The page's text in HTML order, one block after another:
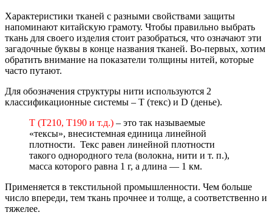
Характеристики тканей с разными свойствами защиты
напоминают китайскую грамоту. Чтобы правильно выбрать
ткань для своего изделия стоит разобраться, что означают эти
загадочные буквы в конце названия тканей. Во-первых, хотим
обратить внимание на показатели толщины нитей, которые
часто путают.
Для обозначения структуры нити используются 2
классификационные системы – Т (текс) и D (денье).
Т (Т210, Т190 и т.д.) – это так называемые
«тексы», внесистемная единица линейной
плотности. Текс равен линейной плотности
такого однородного тела (волокна, нити и т. п.),
масса которого равна 1 г, а длина — 1 км.
Применяется в текстильной промышленности. Чем больше
число впереди, тем ткань прочнее и толще, а соответственно и
тяжелее.